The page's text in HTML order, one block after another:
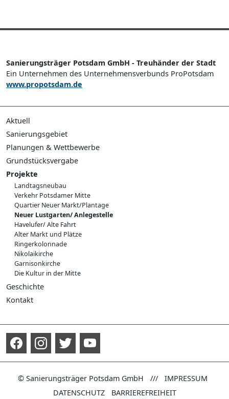
Sanierungsträger Potsdam GmbH - Treuhänder der Stadt
Ein Unternehmen des Unternehmensverbunds ProPotsdam
www.propotsdam.de
Aktuell
Pressemeldungen
Führungen
Sanierungsgebiet
Sanierungsverfahren
Planungen & Wettbewerbe
Verkehrsneuordnung
Integriertes Leitbautenkonzept
Planungswerkstatt Lustgarten
Wettbewerb Langer Stall
Wettbewerb Uferpromenade
Wettbewerb Plantage
Grundstücksvergabe
Bieterwettbewerb Havelufer
Auswahlverfahren Block III
Vergabeverfahren Block IV
Kultur- und Kreativwirtschaft
Projekte
Landtagsneubau
Verkehr Potsdamer Mitte
Quartier Neuer Markt/Plantage
Neuer Lustgarten/ Anlegestelle
Havelufer/ Alte Fahrt
Alter Markt und Plätze
Ringerkolonnade
Nikolaikirche
Garnisonkirche
Die Kultur in der Mitte
Geschichte
Überblick zur Geschichte
Kontakt
© Sanierungsträger Potsdam GmbH ///
IMPRESSUM
DATENSCHUTZ
BARRIEREFREIHEIT